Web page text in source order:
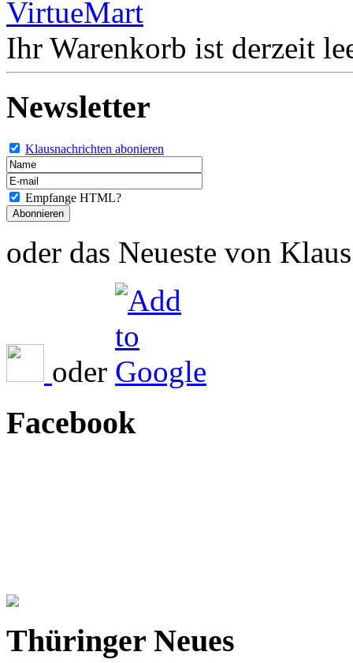
Ihr Warenkorb ist derzeit
Newsletter
Klausnachrichten abonieren
Empfange HTML?
oder das Neueste von
oder
Facebook
Thüringer Neues